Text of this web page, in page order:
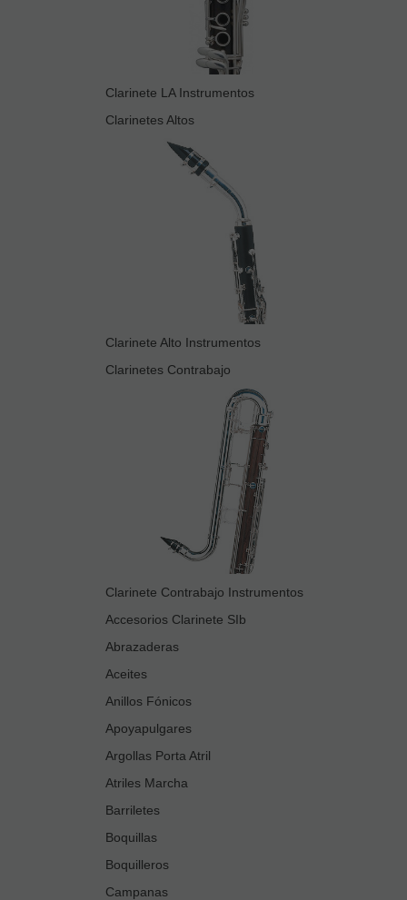
Clarinete LA Instrumentos
Clarinetes Altos
Clarinete Alto Instrumentos
Clarinetes Contrabajo
Clarinete Contrabajo Instrumentos
Accesorios Clarinete SIb
Abrazaderas
Aceites
Anillos Fónicos
Apoyapulgares
Argollas Porta Atril
Atriles Marcha
Barriletes
Boquillas
Boquilleros
Campanas